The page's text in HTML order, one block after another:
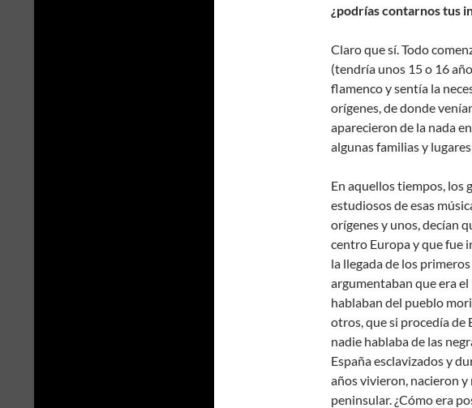
¿podrías contarnos tus
Claro que sí. Todo
(tendría unos 15 o 16
flamenco y sentía la
orígenes, de donde
aparecieron de la nada
algunas familias y
En aquellos tiempos, los
estudiosos de esas
orígenes y unos, decían
centro Europa y que fue
la llegada de los
argumentaban que era
hablaban del pueblo
otros, que si procedía de
nadie hablaba de las
España esclavizados y
años vivieron, nacieron
peninsular. ¿Cómo era